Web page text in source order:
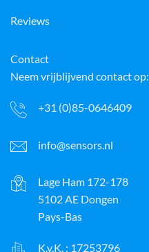
Reviews
Contact
Neem vrijblijvend contact op:
+31 (0)85-0646409
info@sensors.nl
Lage Ham 172-178
5102 AE Dongen
Pays-Bas
K.v.K. : 17253796